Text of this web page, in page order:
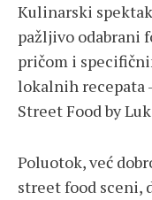
Kulinarski
pažljivo odabrani
pričom i
lokalnih recepata
Street Food by
Poluotok, već
street food sceni,